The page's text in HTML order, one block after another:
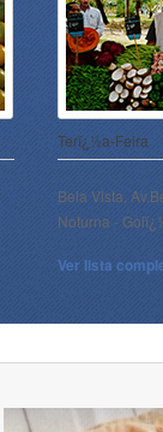
Terï¿½a-Feira
Bela Vista,
Noturna -
Ver lista